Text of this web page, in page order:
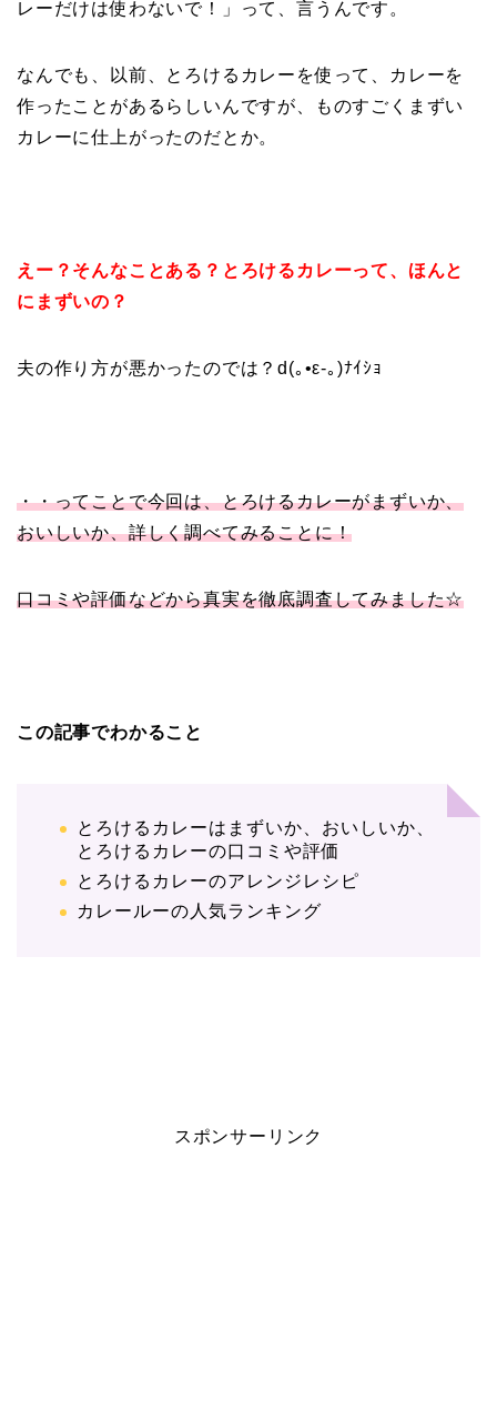
レーだけは使わないで！」って、言うんです。
なんでも、以前、とろけるカレーを使って、カレーを
作ったことがあるらしいんですが、ものすごくまずい
カレーに仕上がったのだとか。
えー？そんなことある？とろけるカレーって、ほんと
にまずいの？
夫の作り方が悪かったのでは？d(｡•ε-｡)ﾅｲｼｮ
・・ってことで今回は、とろけるカレーがまずいか、
おいしいか、詳しく調べてみることに！
口コミや評価などから真実を徹底調査してみました☆
この記事でわかること
とろけるカレーはまずいか、おいしいか、
とろけるカレーの口コミや評価
とろけるカレーのアレンジレシピ
カレールーの人気ランキング
スポンサーリンク